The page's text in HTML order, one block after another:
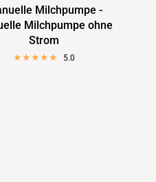
Milchpumpe -
Milchpumpe ohne
Strom
5.0